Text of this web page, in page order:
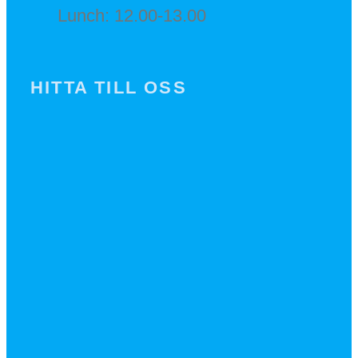
Lunch: 12.00-13.00
HITTA TILL OSS